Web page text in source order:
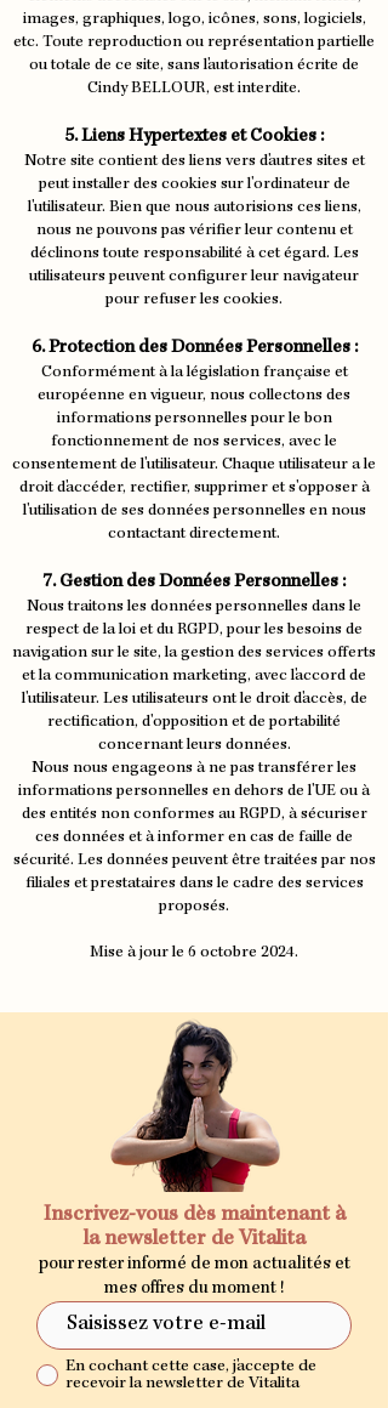
images, graphiques, logo, icônes, sons, logiciels,
etc. Toute reproduction ou représentation partielle
ou totale de ce site, sans l'autorisation écrite de
Cindy BELLOUR, est interdite.
5. Liens Hypertextes et Cookies :
Notre site contient des liens vers d'autres sites et
peut installer des cookies sur l'ordinateur de
l'utilisateur. Bien que nous autorisions ces liens,
nous ne pouvons pas vérifier leur contenu et
déclinons toute responsabilité à cet égard. Les
utilisateurs peuvent configurer leur navigateur
pour refuser les cookies.
6. Protection des Données Personnelles :
Conformément à la législation française et
européenne en vigueur, nous collectons des
informations personnelles pour le bon
fonctionnement de nos services, avec le
consentement de l'utilisateur. Chaque utilisateur a le
droit d'accéder, rectifier, supprimer et s'opposer à
l'utilisation de ses données personnelles en nous
contactant directement.
7. Gestion des Données Personnelles :
Nous traitons les données personnelles dans le
respect de la loi et du RGPD, pour les besoins de
navigation sur le site, la gestion des services offerts
et la communication marketing, avec l'accord de
l'utilisateur. Les utilisateurs ont le droit d'accès, de
rectification, d'opposition et de portabilité
concernant leurs données.
Nous nous engageons à ne pas transférer les
informations personnelles en dehors de l'UE ou à
des entités non conformes au RGPD, à sécuriser
ces données et à informer en cas de faille de
sécurité. Les données peuvent être traitées par nos
filiales et prestataires dans le cadre des services
proposés.
Mise à jour le 6 octobre 2024.
Inscrivez-vous dès maintenant à
la newsletter de Vitalita
pour rester informé de mon actualités et
mes offres du moment !
En cochant cette case, j'accepte de
recevoir la newsletter de Vitalita